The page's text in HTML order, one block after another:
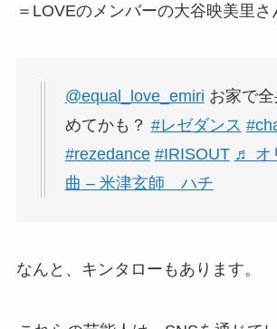
＝LOVEのメンバーの大谷映美里さ
@equal_love_emiri お家で
めてかも？ #レゼダンス
#rezedance #IRISOUT ♬ オ
曲 – 米津玄師 ハチ
なんと、キンタローもあります。